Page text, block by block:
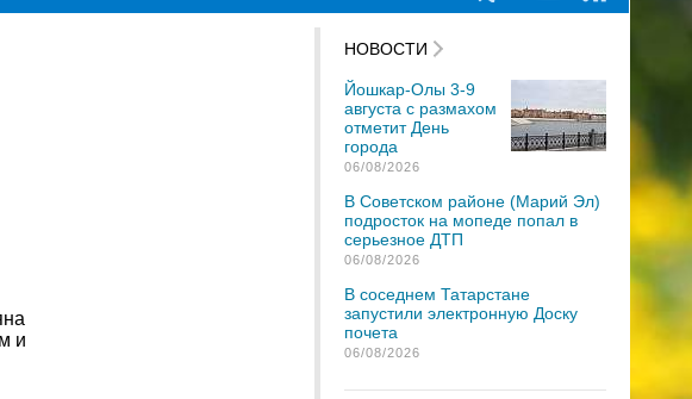
и
НОВОСТИ
Йошкар-Олы 3-9
августа с размахом
отметит День
города
06/08/2026
В Советском районе (Марий Эл)
подросток на мопеде попал в
серьезное ДТП
06/08/2026
В соседнем Татарстане
запустили электронную Доску
почета
06/08/2026